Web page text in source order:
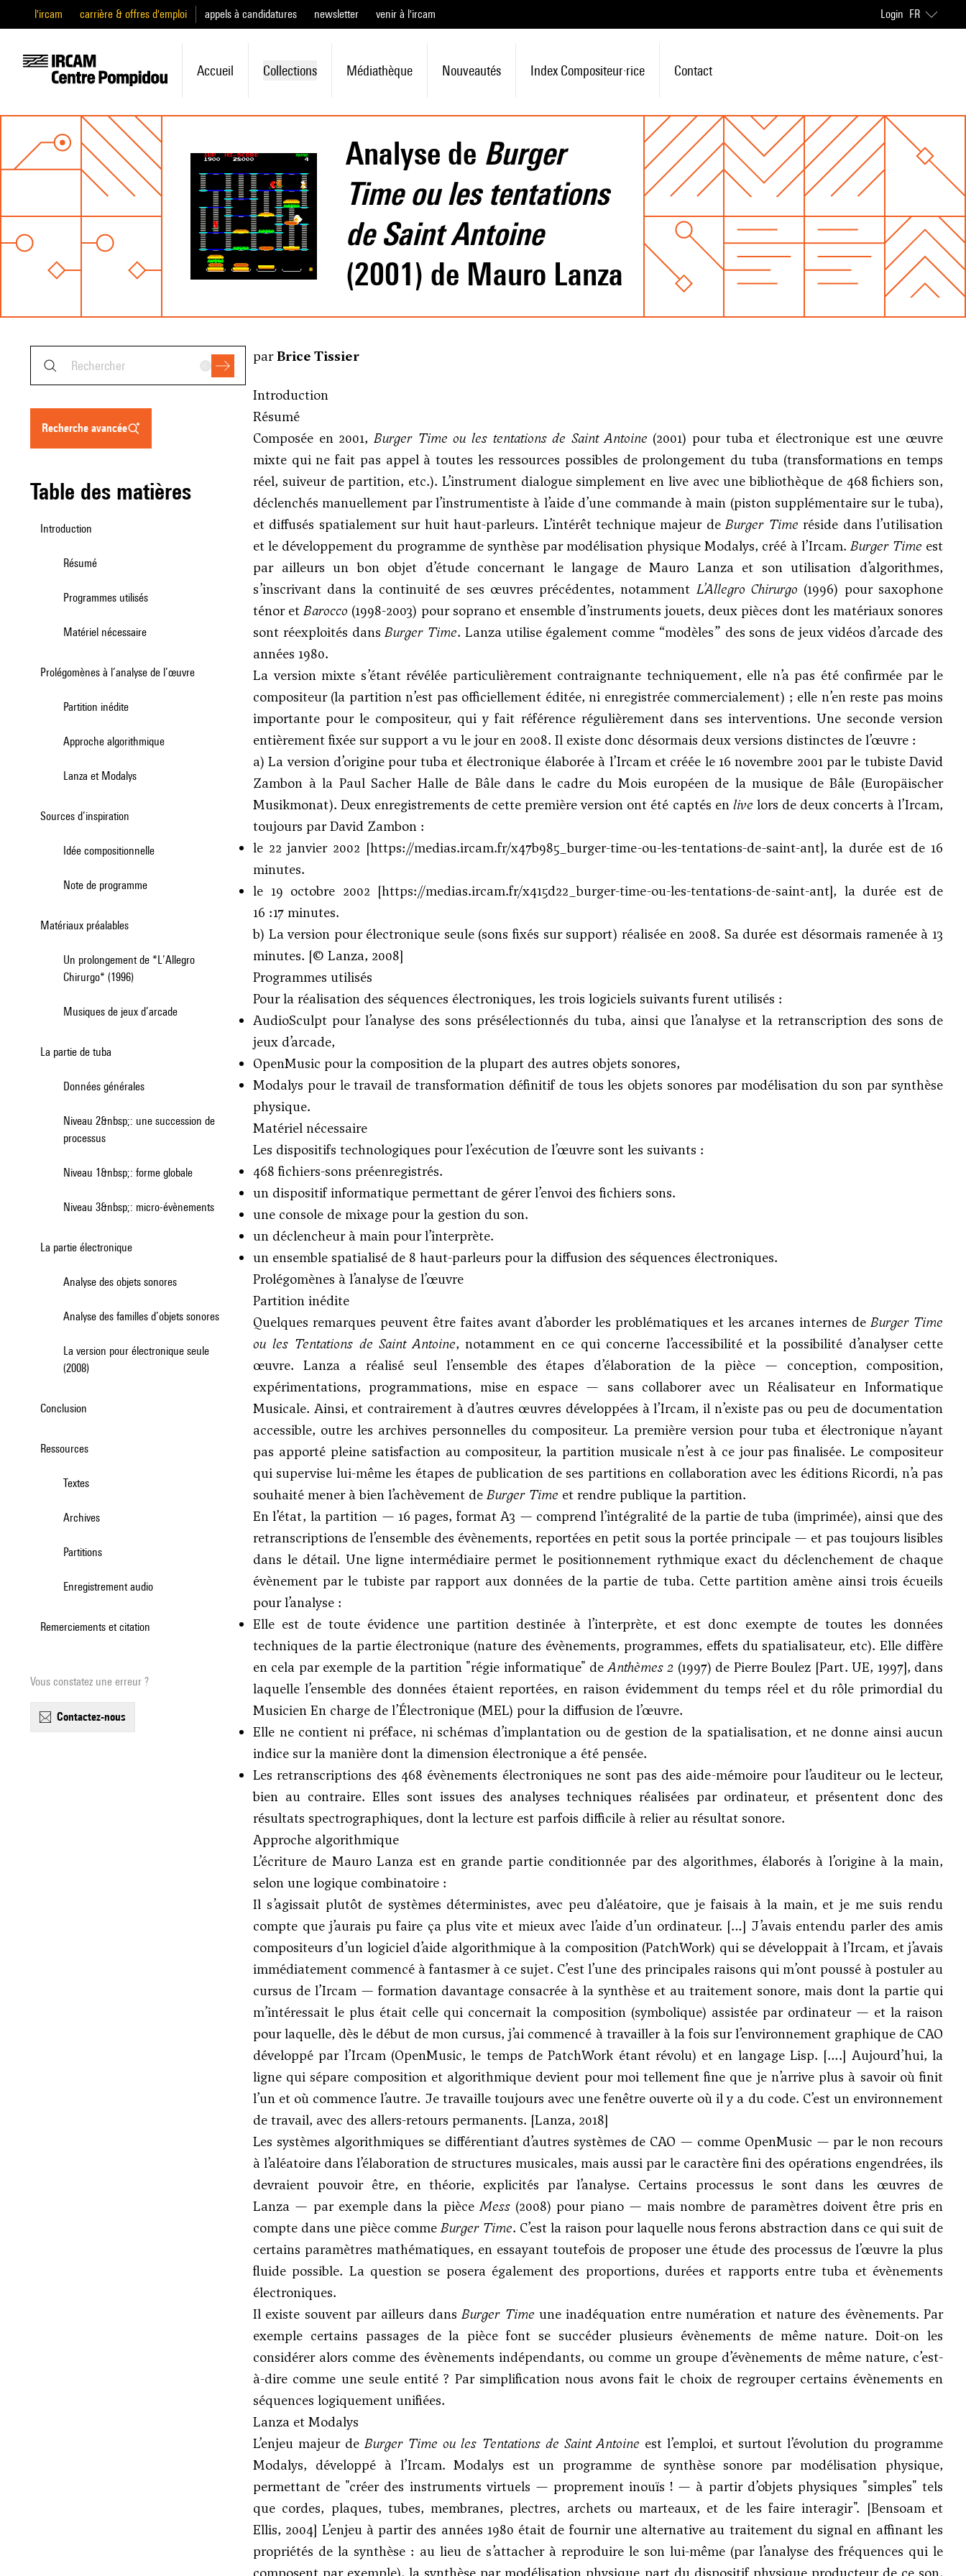
l'ircam carrière & offres d'emploi appels à candidatures newsletter venir à l'ircam Login FR
Accueil Collections Médiathèque Nouveautés Index Compositeur·rice Contact
Analyse de Burger
Time ou les tentations
de Saint Antoine
(2001) de Mauro Lanza
recherche avancée
table des matières
Introduction
Résumé
Programmes utilisés
Matériel nécessaire
Prolégomènes à l’analyse de l’œuvre
Partition inédite
Approche algorithmique
Lanza et Modalys
Sources d’inspiration
Idée compositionnelle
Note de programme
Matériaux préalables
Un prolongement de *L’Allegro
Chirurgo* (1996)
Musiques de jeux d’arcade
La partie de tuba
Données générales
Niveau 2&nbsp;: une succession de
processus
Niveau 1&nbsp;: forme globale
Niveau 3&nbsp;: micro-évènements
La partie électronique
Analyse des objets sonores
Analyse des familles d’objets sonores
La version pour électronique seule
(2008)
Conclusion
Ressources
Textes
Archives
Partitions
Enregistrement audio
Remerciements et citation
Vous constatez une erreur ?
contactez-nous
parBrice Tissier
Introduction
Résumé
Composée en 2001, Burger Time ou les tentations de Saint Antoine (2001) pour tuba et électronique est une œuvre
mixte qui ne fait pas appel à toutes les ressources possibles de prolongement du tuba (transformations en temps
réel, suiveur de partition, etc.). L’instrument dialogue simplement en live avec une bibliothèque de 468 fichiers son,
déclenchés manuellement par l’instrumentiste à l’aide d’une commande à main (piston supplémentaire sur le tuba),
et diffusés spatialement sur huit haut-parleurs. L’intérêt technique majeur deBurger Time réside dans l’utilisation
et le développement du programme de synthèse par modélisation physique Modalys, créé à l’Ircam. Burger Time est
par ailleurs un bon objet d’étude concernant le langage deMauro Lanzaet son utilisation d’algorithmes,
s’inscrivant dans la continuité de ses œuvres précédentes, notamment L’Allegro Chirurgo (1996) pour saxophone
ténor etBarocco (1998-2003) pour soprano et ensemble d’instruments jouets, deux pièces dont les matériaux sonores
sont réexploités dansBurger Time. Lanza utilise également comme “modèles” des sons de jeux vidéos d’arcade des
années 1980.
La version mixte s’étant révélée particulièrement contraignante techniquement, elle n’a pas été confirmée par le
compositeur (la partition n’est pas officiellement éditée, ni enregistrée commercialement) ; elle n’en reste pas moins
importante pour le compositeur, qui y fait référence régulièrement dans ses interventions. Une seconde version
entièrement fixée sur support a vu le jour en 2008. Il existe donc désormais deux versions distinctes de l’œuvre :
a) La version d’origine pour tuba et électronique élaborée à l’Ircam et créée le 16 novembre 2001 par le tubiste David
Zambon à la Paul Sacher Halle de Bâle dans le cadre du Mois européen de la musique de Bâle (Europäischer
Musikmonat). Deux enregistrements de cette première version ont été captés en live lors de deux concerts à l’Ircam,
toujours par David Zambon :
le 22 janvier 2002 [https://medias.ircam.fr/x47b985_burger-time-ou-les-tentations-de-saint-ant], la durée est de 16
minutes.
le 19 octobre 2002 [https://medias.ircam.fr/x415d22_burger-time-ou-les-tentations-de-saint-ant], la durée est de
16 :17 minutes.
b) La version pour électronique seule (sons fixés sur support) réalisée en 2008. Sa durée est désormais ramenée à 13
minutes. [© Lanza, 2008]
Programmes utilisés
Pour la réalisation des séquences électroniques, les trois logiciels suivants furent utilisés :
AudioSculpt pour l’analyse des sons présélectionnés du tuba, ainsi que l’analyse et la retranscription des sons de
jeux d’arcade,
OpenMusic pour la composition de la plupart des autres objets sonores,
Modalys pour le travail de transformation définitif de tous les objets sonores par modélisation du son par synthèse
physique.
Matériel nécessaire
Les dispositifs technologiques pour l’exécution de l’œuvre sont les suivants :
468 fichiers-sons préenregistrés.
un dispositif informatique permettant de gérer l’envoi des fichiers sons.
une console de mixage pour la gestion du son.
un déclencheur à main pour l’interprète.
un ensemble spatialisé de 8 haut-parleurs pour la diffusion des séquences électroniques.
Prolégomènes à l’analyse de l’œuvre
Partition inédite
Quelques remarques peuvent être faites avant d’aborder les problématiques et les arcanes internes de Burger Time
ou les Tentations de Saint Antoine, notamment en ce qui concerne l’accessibilité et la possibilité d’analyser cette
œuvre. Lanza a réalisé seul l’ensemble des étapes d’élaboration de la pièce — conception, composition,
expérimentations, programmations, mise en espace — sans collaborer avec un Réalisateur en Informatique
Musicale. Ainsi, et contrairement à d’autres œuvres développées à l’Ircam, il n’existe pas ou peu de documentation
accessible, outre les archives personnelles du compositeur. La première version pour tuba et électronique n’ayant
pas apporté pleine satisfaction au compositeur, la partition musicale n’est à ce jour pas finalisée. Le compositeur
qui supervise lui-même les étapes de publication de ses partitions en collaboration avec les éditions Ricordi, n’a pas
souhaité mener à bien l’achèvement de Burger Time et rendre publique la partition.
En l’état, la partition — 16 pages, format A3 — comprend l’intégralité de la partie de tuba (imprimée), ainsi que des
retranscriptions de l’ensemble des évènements, reportées en petit sous la portée principale — et pas toujours lisibles
dans le détail. Une ligne intermédiaire permet le positionnement rythmique exact du déclenchement de chaque
évènement par le tubiste par rapport aux données de la partie de tuba. Cette partition amène ainsi trois écueils
pour l’analyse :
Elle est de toute évidence une partition destinée à l’interprète, et est donc exempte de toutes les données
techniques de la partie électronique (nature des évènements, programmes, effets du spatialisateur, etc). Elle diffère
en cela par exemple de la partition "régie informatique" deAnthèmes 2 (1997) de Pierre Boulez [Part. UE, 1997], dans
laquelle l’ensemble des données étaient reportées, en raison évidemment du temps réel et du rôle primordial du
Musicien En charge de l’Électronique (MEL) pour la diffusion de l’œuvre.
Elle ne contient ni préface, ni schémas d’implantation ou de gestion de la spatialisation, et ne donne ainsi aucun
indice sur la manière dont la dimension électronique a été pensée.
Les retranscriptions des 468 évènements électroniques ne sont pas des aide-mémoire pour l’auditeur ou le lecteur,
bien au contraire. Elles sont issues des analyses techniques réalisées par ordinateur, et présentent donc des
résultats spectrographiques, dont la lecture est parfois difficile à relier au résultat sonore.
Approche algorithmique
L’écriture de Mauro Lanza est en grande partie conditionnée par des algorithmes, élaborés à l’origine à la main,
selon une logique combinatoire :
Il s’agissait plutôt de systèmes déterministes, avec peu d’aléatoire, que je faisais à la main, et je me suis rendu
compte que j’aurais pu faire ça plus vite et mieux avec l’aide d’un ordinateur. […] J’avais entendu parler des amis
compositeurs d’un logiciel d’aide algorithmique à la composition (PatchWork) qui se développait à l’Ircam, et j’avais
immédiatement commencé à fantasmer à ce sujet. C’est l’une des principales raisons qui m’ont poussé à postuler au
cursus de l’Ircam — formation davantage consacrée à la synthèse et au traitement sonore, mais dont la partie qui
m’intéressait le plus était celle qui concernait la composition (symbolique) assistée par ordinateur — et la raison
pour laquelle, dès le début de mon cursus, j’ai commencé à travailler à la fois sur l’environnement graphique de CAO
développé par l’Ircam (OpenMusic, le temps de PatchWork étant révolu) et en langage Lisp. [….] Aujourd’hui, la
ligne qui sépare composition et algorithmique devient pour moi tellement fine que je n’arrive plus à savoir où finit
l’un et où commence l’autre. Je travaille toujours avec une fenêtre ouverte où il y a du code. C’est un environnement
de travail, avec des allers-retours permanents. [Lanza, 2018]
Les systèmes algorithmiques se différentiant d’autres systèmes de CAO — comme OpenMusic — par le non recours
à l’aléatoire dans l’élaboration de structures musicales, mais aussi par le caractère fini des opérations engendrées, ils
devraient pouvoir être, en théorie, explicités par l’analyse. Certains processus le sont dans les œuvres de
Lanza — par exemple dans la pièceMess(2008) pour piano — mais nombre de paramètres doivent être pris en
compte dans une pièce comme Burger Time. C’est la raison pour laquelle nous ferons abstraction dans ce qui suit de
certains paramètres mathématiques, en essayant toutefois de proposer une étude des processus de l’œuvre la plus
fluide possible. La question se posera également des proportions, durées et rapports entre tuba et évènements
électroniques.
Il existe souvent par ailleurs dansBurger Time une inadéquation entre numération et nature des évènements. Par
exemple certains passages de la pièce font se succéder plusieurs évènements de même nature. Doit-on les
considérer alors comme des évènements indépendants, ou comme un groupe d’évènements de même nature, c’est-
à-dire comme une seule entité ? Par simplification nous avons fait le choix de regrouper certains évènements en
séquences logiquement unifiées.
Lanza et Modalys
L’enjeu majeur de Burger Time ou les Tentations de Saint Antoine est l’emploi, et surtout l’évolution du programme
Modalys, développé à l’Ircam. Modalys est un programme de synthèse sonore par modélisation physique,
permettant de "créer des instruments virtuels — proprement inouïs ! — à partir d’objets physiques "simples" tels
que cordes, plaques, tubes, membranes, plectres, archets ou marteaux, et de les faire interagir". [Bensoam et
Ellis, 2004] L’enjeu à partir des années 1980 était de fournir une alternative au traitement du signal en affinant les
propriétés de la synthèse : au lieu de s’attacher à reproduire le son lui-même (par l’analyse des fréquences qui le